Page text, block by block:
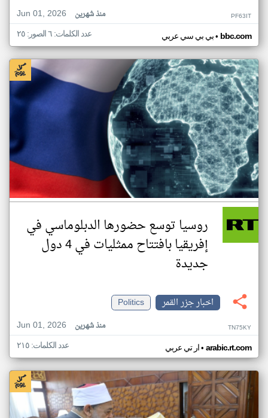
Jun 01, 2026
منذ شهرين PF63IT
بي بي سي عربي• bbc.com عدد الكلمات: ٦ الصور: ٢٥
روسيا توسع حضورها الدبلوماسي في
إفريقيا بافتتاح ممثليات في 4 دول
جديدة
اخبار جزر القمر
Politics
Jun 01, 2026
منذ شهرين TN75KY
ار تي عربي• arabic.rt.com عدد الكلمات: ٢١٥